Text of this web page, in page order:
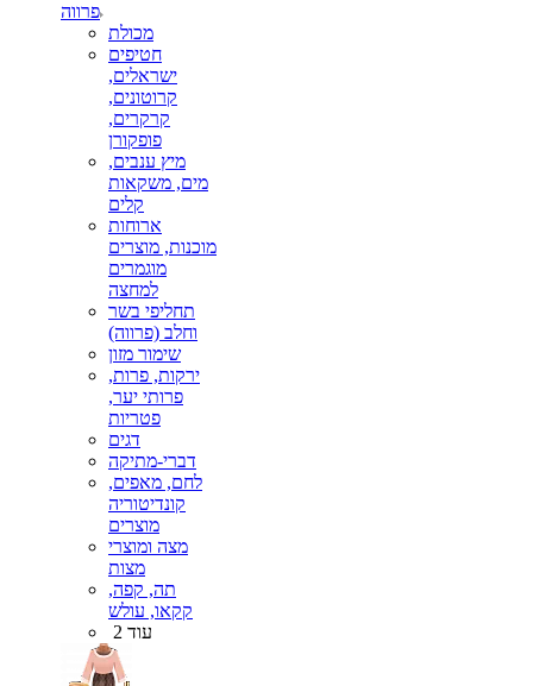
פרווה
מכולת
חטיפים
ישראלים,
קרוטונים,
קרקרים,
פופקורן
מיץ ענבים,
מים, משקאות
קלים
ארוחות
מוכנות, מוצרים
מוגמרים
למחצה
תחליפי בשר
וחלב (פרווה)
שימור מזון
ירקות, פרות,
פרותי יער,
פטריות
דגים
דברי-מתיקה
לחם, מאפים,
קונדיטוריה
מוצרים
מצה ומוצרי
מצות
תה, קפה,
קקאו, עולש
עוד 2